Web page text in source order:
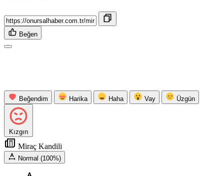
Beğen
Beğendim Harika Haha Vay Üzgün
Kızgın
Miraç Kandili
Normal (100%)